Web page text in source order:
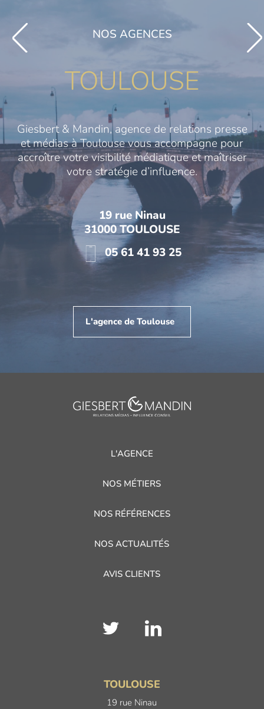
NOS AGENCES
TOULOUSE
Giesbert & Mandin, agence de relations presse
et médias à Toulouse vous accompagne pour
accroître votre visibilité médiatique et maîtriser
votre stratégie d’influence.
19 rue Ninau
31000 TOULOUSE
05 61 41 93 25
L'agence de Toulouse
L'AGENCE
NOS MÉTIERS
NOS RÉFÉRENCES
NOS ACTUALITÉS
AVIS CLIENTS
TOULOUSE
19 rue Ninau